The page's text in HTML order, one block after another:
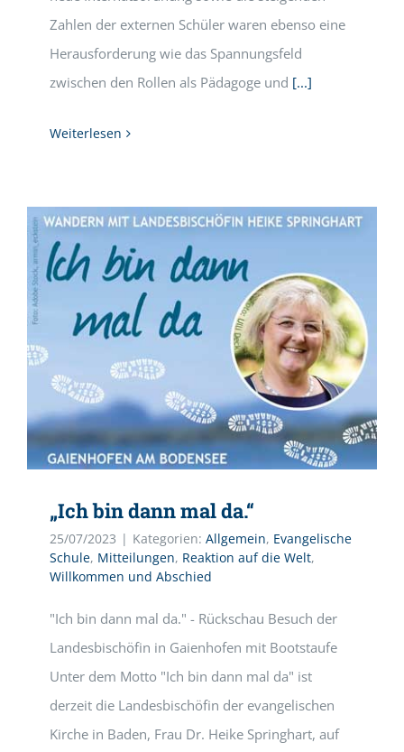
Zahlen der externen Schüler waren ebenso eine
Herausforderung wie das Spannungsfeld
zwischen den Rollen als Pädagoge und [...]
Weiterlesen
„Ich bin dann mal da.“
25/07/2023 | Kategorien: Allgemein, Evangelische
Schule, Mitteilungen, Reaktion auf die Welt,
Willkommen und Abschied
"Ich bin dann mal da." - Rückschau Besuch der
Landesbischöfin in Gaienhofen mit Bootstaufe
Unter dem Motto "Ich bin dann mal da" ist
derzeit die Landesbischöfin der evangelischen
Kirche in Baden, Frau Dr. Heike Springhart, auf